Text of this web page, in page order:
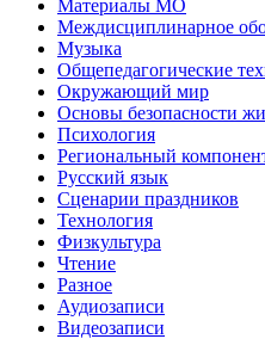
Материалы МО
Междисциплинарное
Музыка
Общепедагогические
Окружающий мир
Основы безопасности
Психология
Региональный
Русский язык
Сценарии праздников
Технология
Физкультура
Чтение
Разное
Аудиозаписи
Видеозаписи